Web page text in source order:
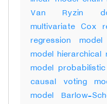
Van Ryzin
multivariate Cox
regression
model
model
causal voting
model Barlow-